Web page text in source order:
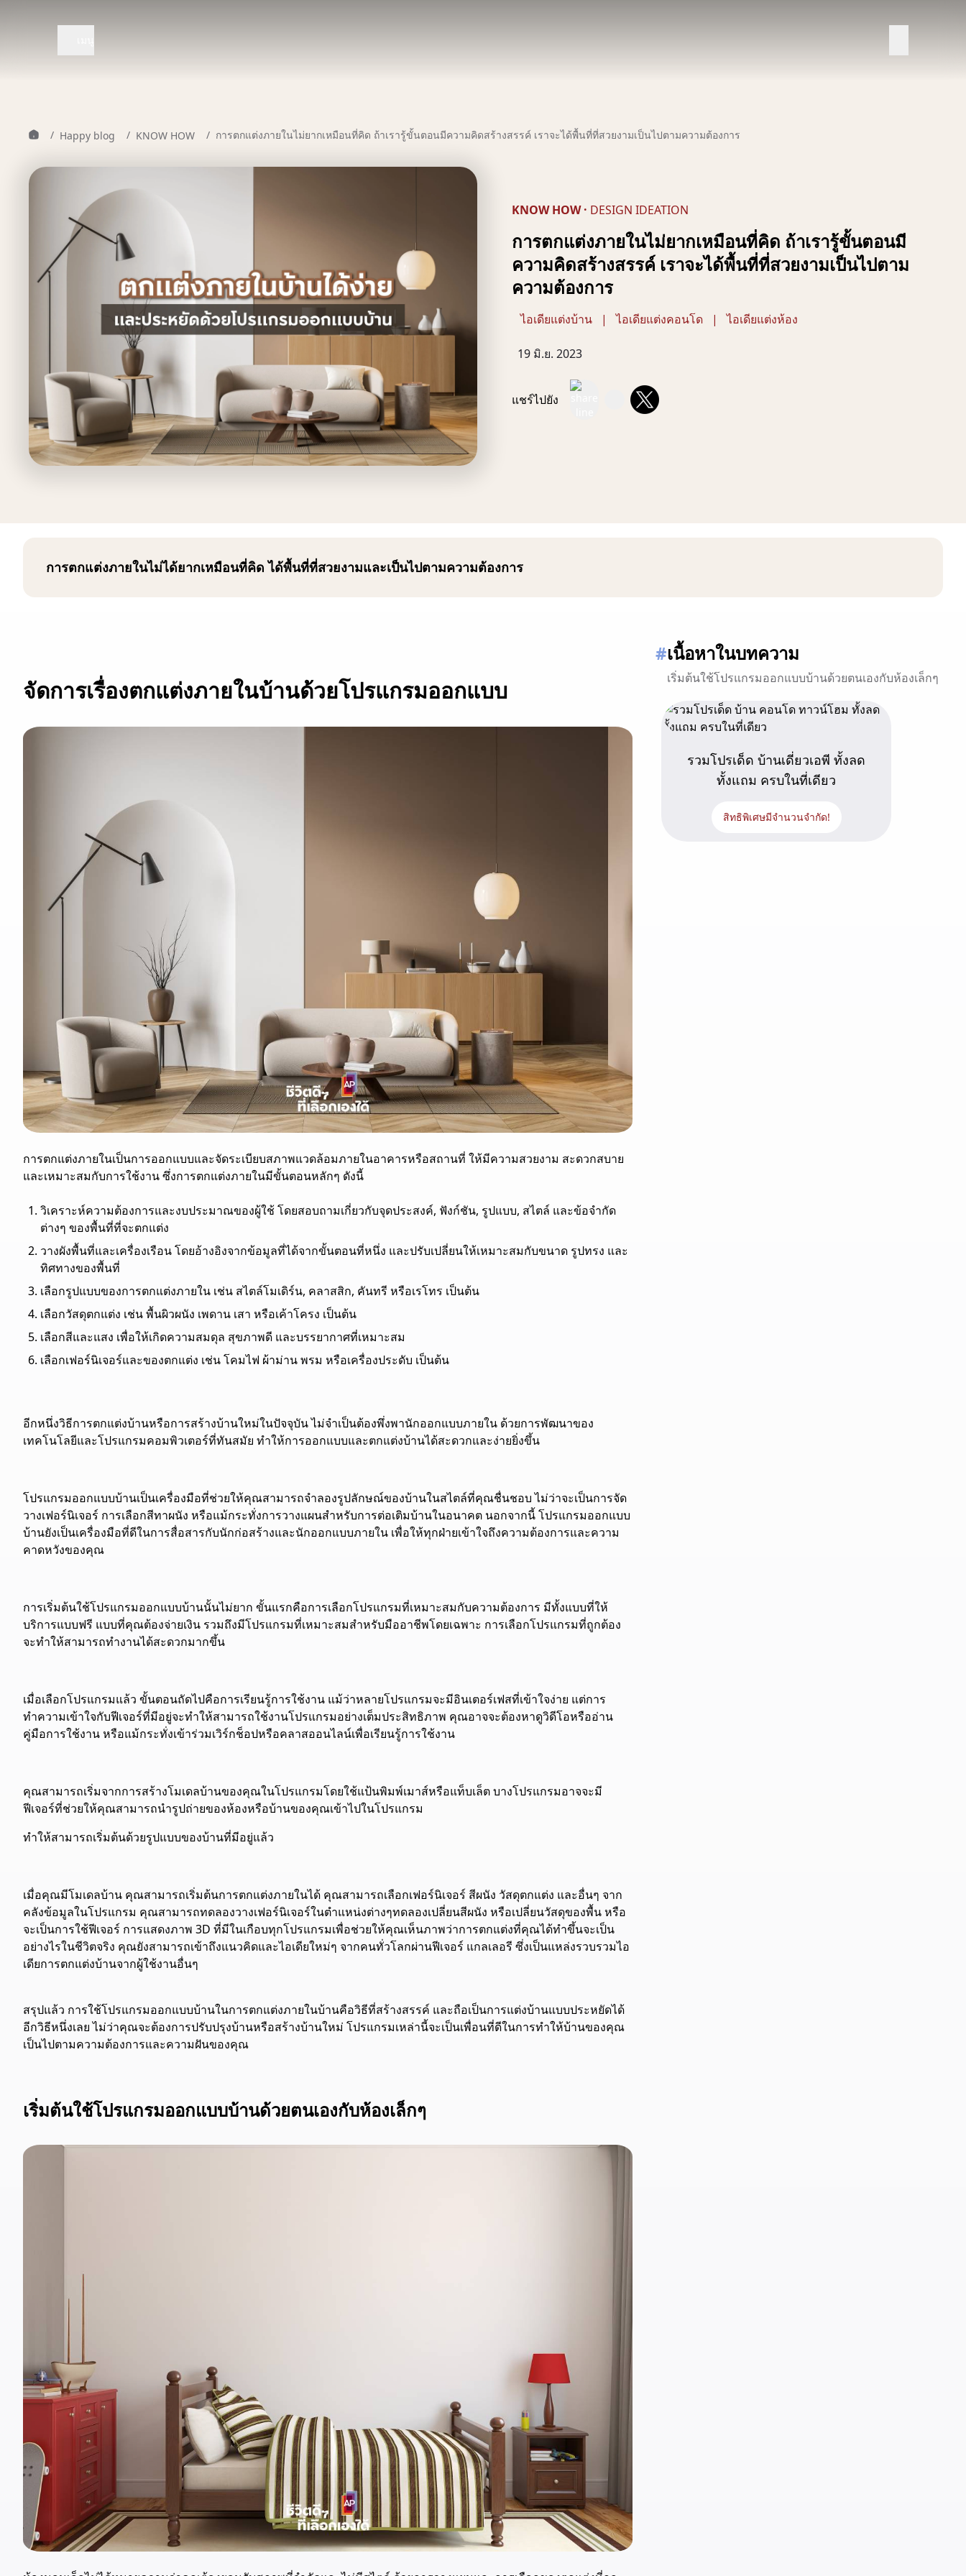
/ Happy blog / KNOW HOW / การตกแต่งภายในไม่ยากเหมือนที่คิด ถ้าเรารู้ขั้นตอนมีความคิดสร้างสรรค์ เราจะได้พื้นที่ที่สวยงามเป็นไปตามความต้องการ
KNOW HOW· DESIGN IDEATION
การตกแต่งภายในไม่ยากเหมือนที่คิด ถ้าเรารู้ขั้นตอนมี
ความคิดสร้างสรรค์ เราจะได้พื้นที่ที่สวยงามเป็นไปตาม
ความต้องการ
ไอเดียแต่งบ้าน | ไอเดียแต่งคอนโด | ไอเดียแต่งห้อง
19 มิ.ย. 2023
แชร์ไปยัง
การตกแต่งภายในไม่ได้ยากเหมือนที่คิด ได้พื้นที่ที่สวยงามและเป็นไปตามความต้องการ
#เนื้อหาในบทความ
เริ่มต้นใช้โปรแกรมออกแบบบ้านด้วยตนเองกับห้องเล็กๆ
รวมโปรเด็ด บ้านเดี่ยวเอพี ทั้งลด
ทั้งแถม ครบในที่เดียว
สิทธิพิเศษมีจำนวนจำกัด!
จัดการเรื่องตกแต่งภายในบ้านด้วยโปรแกรมออกแบบ
การตกแต่งภายในเป็นการออกแบบและจัดระเบียบสภาพแวดล้อมภายในอาคารหรือสถานที่ ให้มีความสวยงาม สะดวกสบาย
และเหมาะสมกับการใช้งาน ซึ่งการตกแต่งภายในมีขั้นตอนหลักๆ ดังนี้
วิเคราะห์ความต้องการและงบประมาณของผู้ใช้ โดยสอบถามเกี่ยวกับจุดประสงค์, ฟังก์ชัน, รูปแบบ, สไตล์ และข้อจำกัด
ต่างๆ ของพื้นที่ที่จะตกแต่ง
วางผังพื้นที่และเครื่องเรือน โดยอ้างอิงจากข้อมูลที่ได้จากขั้นตอนที่หนึ่ง และปรับเปลี่ยนให้เหมาะสมกับขนาด รูปทรง และ
ทิศทางของพื้นที่
เลือกรูปแบบของการตกแต่งภายใน เช่น สไตล์โมเดิร์น, คลาสสิก, คันทรี หรือเรโทร เป็นต้น
เลือกวัสดุตกแต่ง เช่น พื้นผิวผนัง เพดาน เสา หรือเค้าโครง เป็นต้น
เลือกสีและแสง เพื่อให้เกิดความสมดุล สุขภาพดี และบรรยากาศที่เหมาะสม
เลือกเฟอร์นิเจอร์และของตกแต่ง เช่น โคมไฟ ผ้าม่าน พรม หรือเครื่องประดับ เป็นต้น
อีกหนึ่งวิธีการตกแต่งบ้านหรือการสร้างบ้านใหม่ในปัจจุบัน ไม่จำเป็นต้องพึ่งพานักออกแบบภายใน ด้วยการพัฒนาของ
เทคโนโลยีและโปรแกรมคอมพิวเตอร์ที่ทันสมัย ทำให้การออกแบบและตกแต่งบ้านได้สะดวกและง่ายยิ่งขึ้น
โปรแกรมออกแบบบ้านเป็นเครื่องมือที่ช่วยให้คุณสามารถจำลองรูปลักษณ์ของบ้านในสไตล์ที่คุณชื่นชอบ ไม่ว่าจะเป็นการจัด
วางเฟอร์นิเจอร์ การเลือกสีทาผนัง หรือแม้กระทั่งการวางแผนสำหรับการต่อเติมบ้านในอนาคต นอกจากนี้ โปรแกรมออกแบบ
บ้านยังเป็นเครื่องมือที่ดีในการสื่อสารกับนักก่อสร้างและนักออกแบบภายใน เพื่อให้ทุกฝ่ายเข้าใจถึงความต้องการและความ
คาดหวังของคุณ
การเริ่มต้นใช้โปรแกรมออกแบบบ้านนั้นไม่ยาก ขั้นแรกคือการเลือกโปรแกรมที่เหมาะสมกับความต้องการ มีทั้งแบบที่ให้
บริการแบบฟรี แบบที่คุณต้องจ่ายเงิน รวมถึงมีโปรแกรมที่เหมาะสมสำหรับมืออาชีพโดยเฉพาะ การเลือกโปรแกรมที่ถูกต้อง
จะทำให้สามารถทำงานได้สะดวกมากขึ้น
เมื่อเลือกโปรแกรมแล้ว ขั้นตอนถัดไปคือการเรียนรู้การใช้งาน แม้ว่าหลายโปรแกรมจะมีอินเตอร์เฟสที่เข้าใจง่าย แต่การ
ทำความเข้าใจกับฟีเจอร์ที่มีอยู่จะทำให้สามารถใช้งานโปรแกรมอย่างเต็มประสิทธิภาพ คุณอาจจะต้องหาดูวิดีโอหรืออ่าน
คู่มือการใช้งาน หรือแม้กระทั่งเข้าร่วมเวิร์กช็อปหรือคลาสออนไลน์เพื่อเรียนรู้การใช้งาน
คุณสามารถเริ่มจากการสร้างโมเดลบ้านของคุณในโปรแกรมโดยใช้แป้นพิมพ์เมาส์หรือแท็บเล็ต บางโปรแกรมอาจจะมี
ฟีเจอร์ที่ช่วยให้คุณสามารถนำรูปถ่ายของห้องหรือบ้านของคุณเข้าไปในโปรแกรม
ทำให้สามารถเริ่มต้นด้วยรูปแบบของบ้านที่มีอยู่แล้ว
เมื่อคุณมีโมเดลบ้าน คุณสามารถเริ่มต้นการตกแต่งภายในได้ คุณสามารถเลือกเฟอร์นิเจอร์ สีผนัง วัสดุตกแต่ง และอื่นๆ จาก
คลังข้อมูลในโปรแกรม คุณสามารถทดลองวางเฟอร์นิเจอร์ในตำแหน่งต่างๆทดลองเปลี่ยนสีผนัง หรือเปลี่ยนวัสดุของพื้น หรือ
จะเป็นการใช้ฟีเจอร์ การแสดงภาพ 3D ที่มีในเกือบทุกโปรแกรมเพื่อช่วยให้คุณเห็นภาพว่าการตกแต่งที่คุณได้ทำขึ้นจะเป็น
อย่างไรในชีวิตจริง คุณยังสามารถเข้าถึงแนวคิดและไอเดียใหม่ๆ จากคนทั่วโลกผ่านฟีเจอร์ แกลเลอรี ซึ่งเป็นแหล่งรวบรวมไอ
เดียการตกแต่งบ้านจากผู้ใช้งานอื่นๆ
สรุปแล้ว การใช้โปรแกรมออกแบบบ้านในการตกแต่งภายในบ้านคือวิธีที่สร้างสรรค์ และถือเป็นการแต่งบ้านแบบประหยัดได้
อีกวิธีหนึ่งเลย ไม่ว่าคุณจะต้องการปรับปรุงบ้านหรือสร้างบ้านใหม่ โปรแกรมเหล่านี้จะเป็นเพื่อนที่ดีในการทำให้บ้านของคุณ
เป็นไปตามความต้องการและความฝันของคุณ
เริ่มต้นใช้โปรแกรมออกแบบบ้านด้วยตนเองกับห้องเล็กๆ